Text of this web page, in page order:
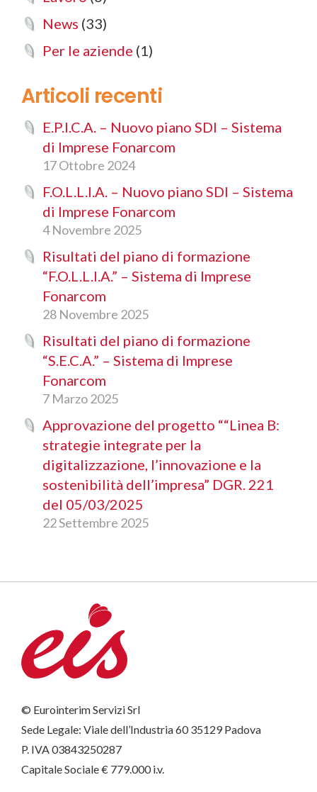
News (33)
Per le aziende (1)
Articoli recenti
E.P.I.C.A. – Nuovo piano SDI – Sistema
di Imprese Fonarcom
17 Ottobre 2024
F.O.L.L.I.A. – Nuovo piano SDI – Sistema
di Imprese Fonarcom
4 Novembre 2025
Risultati del piano di formazione
“F.O.L.L.I.A.” – Sistema di Imprese
Fonarcom
28 Novembre 2025
Risultati del piano di formazione
“S.E.C.A.” – Sistema di Imprese
Fonarcom
7 Marzo 2025
Approvazione del progetto ““Linea B:
strategie integrate per la
digitalizzazione, l’innovazione e la
sostenibilità dell’impresa” DGR. 221
del 05/03/2025
22 Settembre 2025
© Eurointerim Servizi Srl
Sede Legale: Viale dell’Industria 60 35129 Padova
P. IVA 03843250287
Capitale Sociale € 779.000 i.v.